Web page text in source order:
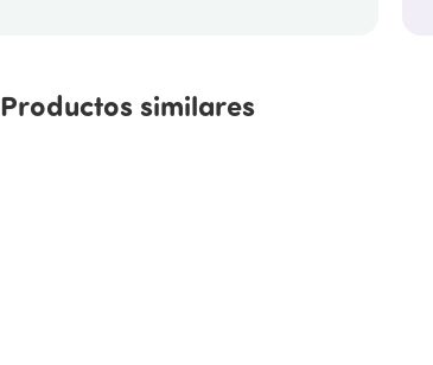
Productos similares